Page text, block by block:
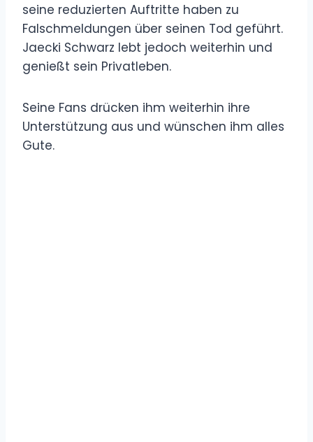
seine reduzierten Auftritte haben zu
Falschmeldungen über seinen Tod geführt.
Jaecki Schwarz lebt jedoch weiterhin und
genießt sein Privatleben.
Seine Fans drücken ihm weiterhin ihre
Unterstützung aus und wünschen ihm alles
Gute.